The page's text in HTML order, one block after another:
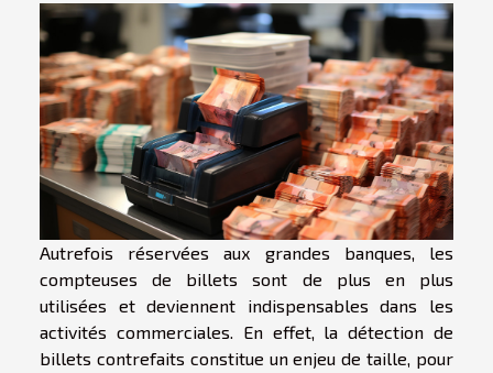
Autrefois réservées aux grandes banques, les
compteuses de billets sont de plus en plus
utilisées et deviennent indispensables dans les
activités commerciales. En effet, la détection de
billets contrefaits constitue un enjeu de taille, pour